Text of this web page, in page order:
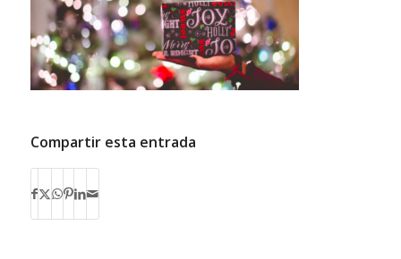
Compartir esta entrada